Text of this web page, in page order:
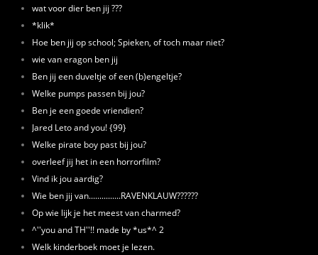
wat voor dier ben jij ???
*klik*
Hoe ben jij op school; Spieken, of toch maar niet?
wie van eragon ben jij
Ben jij een duveltje of een (b)engeltje?
Welke pumps passen bij jou?
Ben je een goede vriendien?
Jared Leto and you! {99}
Welke pirate boy past bij jou?
overleef jij het in een horrorfilm?
Vind ik jou aardig?
Wie ben jij van...............RAVENKLAUW??????
Op wie lijk je het meest van charmed?
^''you and TH''!! made by *us*^ 2
Welk kinderboek moet je lezen.